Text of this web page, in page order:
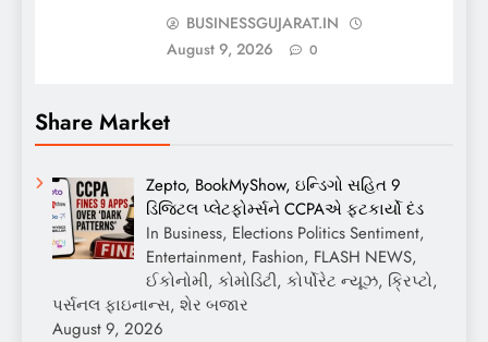
BUSINESSGUJARAT.IN
August 9, 2026
0
Share Market
Zepto, BookMyShow, ઇન્ડિગો સહિત 9
ડિજિટલ પ્લેટફોર્મ્સને CCPAએ ફટકાર્યો દંડ
In Business, Elections Politics Sentiment,
Entertainment, Fashion, FLASH NEWS,
ઈકોનોમી, કોમોડિટી, કોર્પોરેટ ન્યૂઝ, ક્રિપ્ટો,
પર્સનલ ફાઇનાન્સ, શેર બજાર
August 9, 2026